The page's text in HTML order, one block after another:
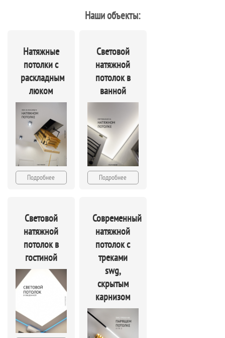
Наши объекты:
Натяжные
потолки с
раскладным
люком
Подробнее
Световой
натяжной
потолок в
ванной
Подробнее
Световой
натяжной
потолок в
гостиной
Современный
натяжной
потолок с
треками
swg,
скрытым
карнизом